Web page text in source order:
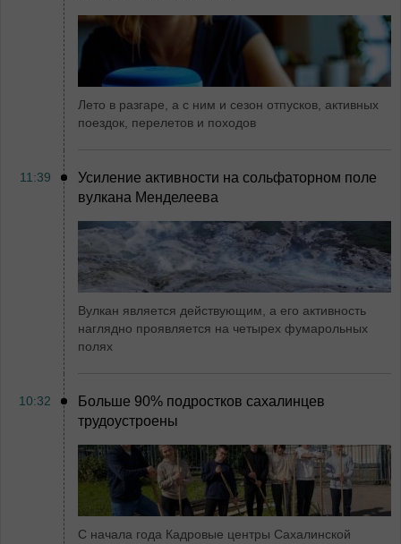
Лето в разгаре, а с ним и сезон отпусков, активных
поездок, перелетов и походов
11:39
Усиление активности на сольфаторном поле
вулкана Менделеева
Вулкан является действующим, а его активность
наглядно проявляется на четырех фумарольных
полях
10:32
Больше 90% подростков сахалинцев
трудоустроены
С начала года Кадровые центры Сахалинской